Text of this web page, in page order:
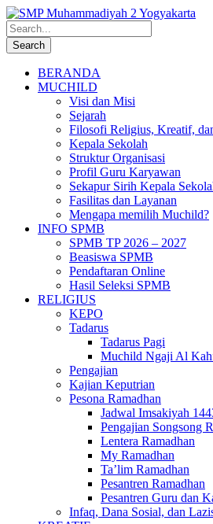
BERANDA
MUCHILD
Visi dan Misi
Sejarah
Filosofi Religius, Kreatif,
Kepala Sekolah
Struktur Organisasi
Profil Guru Karyawan
Sekapur Sirih Kepala
Fasilitas dan Layanan
Mengapa memilih Muchild?
INFO SPMB
SPMB TP 2026 – 2027
Beasiswa SPMB
Pendaftaran Online
Hasil Seleksi SPMB
RELIGIUS
KEPO
Tadarus
Tadarus Pagi
Muchild Ngaji Al
Pengajian
Kajian Keputrian
Pesona Ramadhan
Jadwal Imsakiyah
Pengajian Songsong
Lentera Ramadhan
My Ramadhan
Ta’lim Ramadhan
Pesantren Ramadhan
Pesantren Guru dan
Infaq, Dana Sosial, dan